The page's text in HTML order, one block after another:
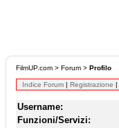
FilmUP.com > Forum > Profilo
Indice Forum | Registrazione |
Username:
Funzioni/Servizi: